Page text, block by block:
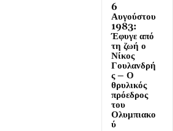
6
Αυγούστου
1983:
Έφυγε από
τη ζωή ο
Νίκος
Γουλανδρή
ς – Ο
θρυλικός
πρόεδρος
του
Ολυμπιακο
ύ